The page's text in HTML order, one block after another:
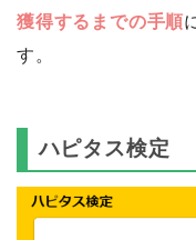
獲得するまでの手順
す。
ハピタス検定